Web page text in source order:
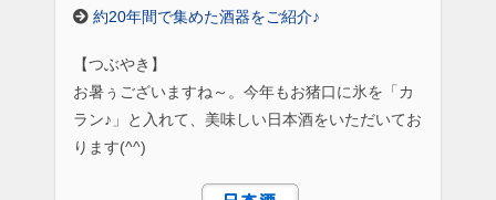
約20年間で集めた酒器をご紹介♪
【つぶやき】
お暑ぅございますね～。今年もお猪口に氷を「カ
ラン♪」と入れて、美味しい日本酒をいただいてお
ります(^^)